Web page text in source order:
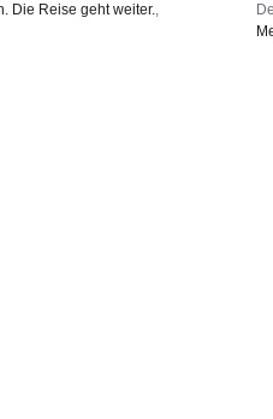
Die Reise geht weiter.,